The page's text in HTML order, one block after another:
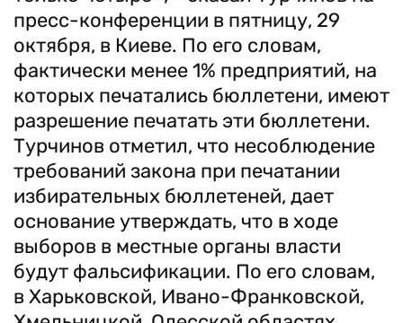
пресс-конференции в пятницу, 29
октября, в Киеве. По его словам,
фактически менее 1% предприятий, на
которых печатались бюллетени, имеют
разрешение печатать эти бюллетени.
Турчинов отметил, что несоблюдение
требований закона при печатании
избирательных бюллетеней, дает
основание утверждать, что в ходе
выборов в местные органы власти
будут фальсификации. По его словам,
в Харьковской, Ивано-Франковской,